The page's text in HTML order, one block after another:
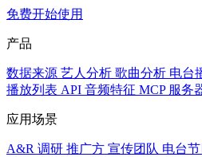
免费开始使用
产品
数据来源 艺人分析 歌曲分析 电台
播放列表 API 音频特征 MCP 服务
应用场景
A&R 调研 推广方 宣传团队 电台